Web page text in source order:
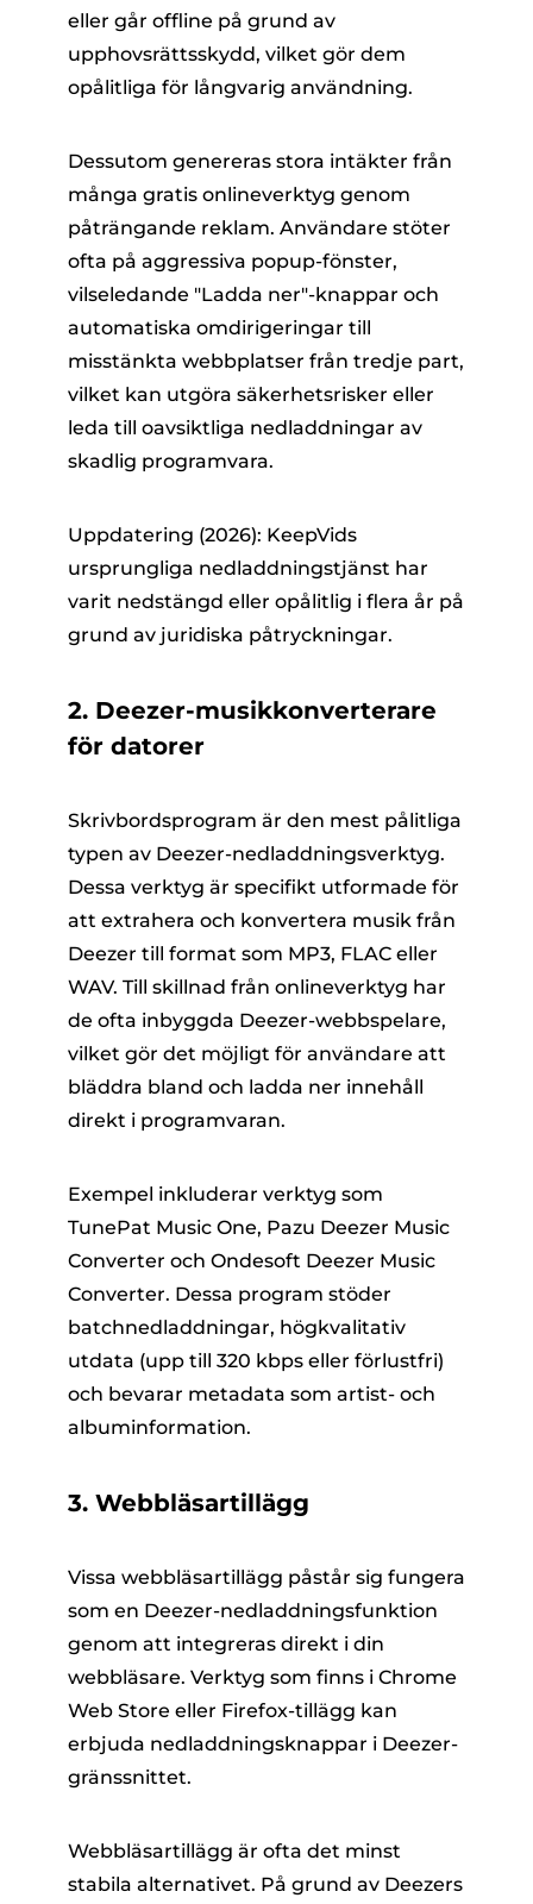
eller går offline på grund av
upphovsrättsskydd, vilket gör dem
opålitliga för långvarig användning.
Dessutom genereras stora intäkter från
många gratis onlineverktyg genom
påträngande reklam. Användare stöter
ofta på aggressiva popup-fönster,
vilseledande "Ladda ner"-knappar och
automatiska omdirigeringar till
misstänkta webbplatser från tredje part,
vilket kan utgöra säkerhetsrisker eller
leda till oavsiktliga nedladdningar av
skadlig programvara.
Uppdatering (2026): KeepVids
ursprungliga nedladdningstjänst har
varit nedstängd eller opålitlig i flera år på
grund av juridiska påtryckningar.
2. Deezer-musikkonverterare
för datorer
Skrivbordsprogram är den mest pålitliga
typen av Deezer-nedladdningsverktyg.
Dessa verktyg är specifikt utformade för
att extrahera och konvertera musik från
Deezer till format som MP3, FLAC eller
WAV. Till skillnad från onlineverktyg har
de ofta inbyggda Deezer-webbspelare,
vilket gör det möjligt för användare att
bläddra bland och ladda ner innehåll
direkt i programvaran.
Exempel inkluderar verktyg som
TunePat Music One, Pazu Deezer Music
Converter och Ondesoft Deezer Music
Converter. Dessa program stöder
batchnedladdningar, högkvalitativ
utdata (upp till 320 kbps eller förlustfri)
och bevarar metadata som artist- och
albuminformation.
3. Webbläsartillägg
Vissa webbläsartillägg påstår sig fungera
som en Deezer-nedladdningsfunktion
genom att integreras direkt i din
webbläsare. Verktyg som finns i Chrome
Web Store eller Firefox-tillägg kan
erbjuda nedladdningsknappar i Deezer-
gränssnittet.
Webbläsartillägg är ofta det minst
stabila alternativet. På grund av Deezers